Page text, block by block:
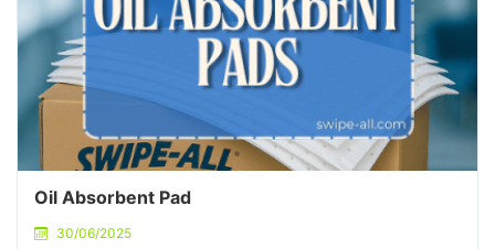
Oil Absorbent Pad
30/06/2025